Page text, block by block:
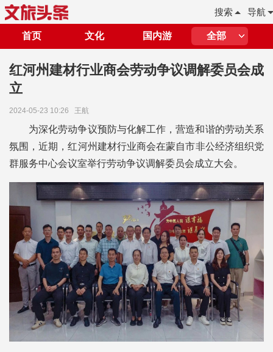
导航
搜索
首页 文化 国内游 全部
红河州建材行业商会劳动争议调解委员会成
立
2024-05-23 10:26 王航
为深化劳动争议预防与化解工作，营造和谐的劳动关系
氛围，近期，红河州建材行业商会在蒙自市非公经济组织党
群服务中心会议室举行劳动争议调解委员会成立大会。